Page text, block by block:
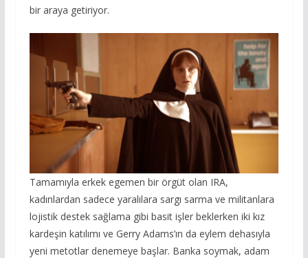
bir araya getiriyor.
Tamamıyla erkek egemen bir örgüt olan IRA,
kadınlardan sadece yaralılara sargı sarma ve militanlara
lojistik destek sağlama gibi basit işler beklerken iki kız
kardeşin katılımı ve Gerry Adams’ın da eylem dehasıyla
yeni metotlar denemeye başlar. Banka soymak, adam